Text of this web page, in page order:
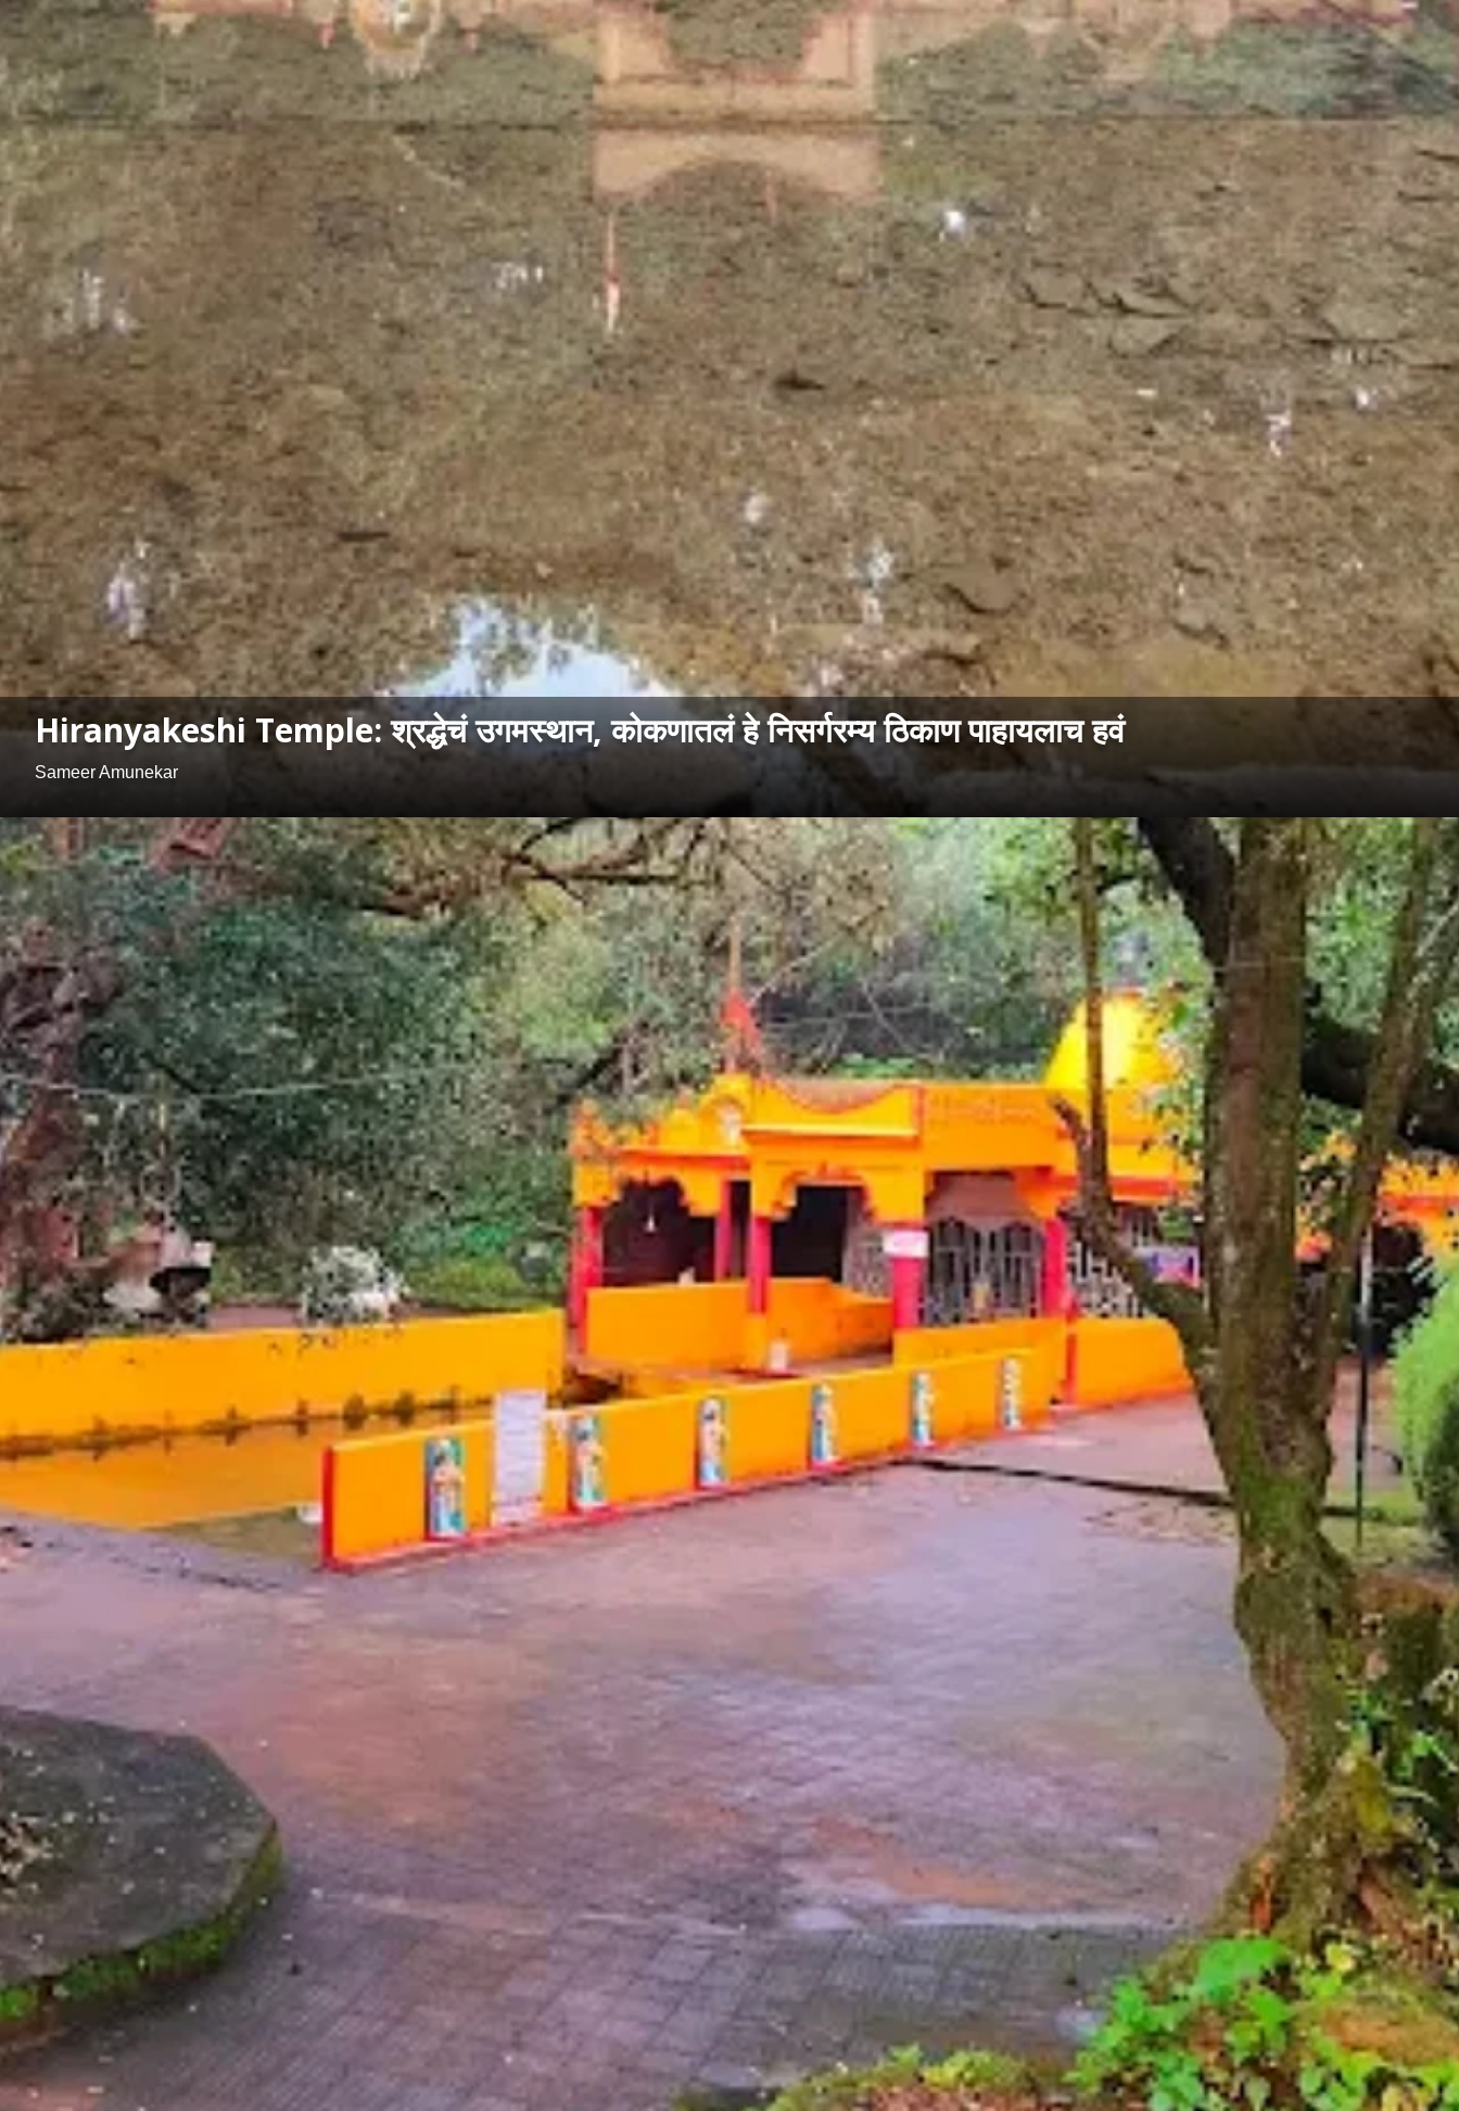
Hiranyakeshi Temple: श्रद्धेचं उगमस्थान, कोकणातलं हे निसर्गरम्य ठिकाण पाहायलाच हवं
Sameer Amunekar